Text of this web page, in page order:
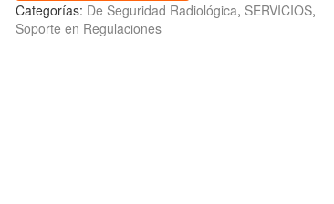
Categorías: De Seguridad Radiológica, SERVICIOS,
Soporte en Regulaciones